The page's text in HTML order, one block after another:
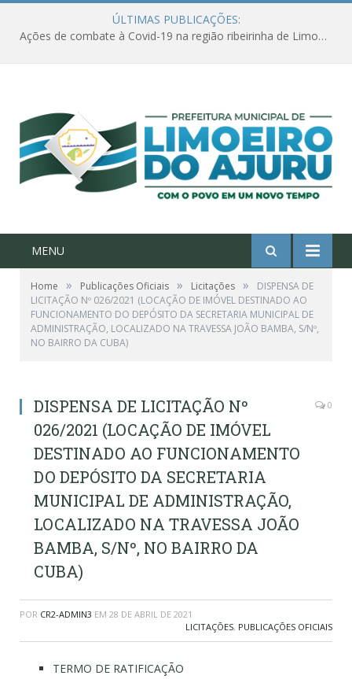
ÚLTIMAS PUBLICAÇÕES:
Ações de combate à Covid-19 na região ribeirinha de Limoeiro do Ajuru continuam
MENU
Home » Publicações Oficiais » Licitações »
DISPENSA DE
LICITAÇÃO Nº 026/2021 (LOCAÇÃO DE IMÓVEL DESTINADO AO
FUNCIONAMENTO DO DEPÓSITO DA SECRETARIA MUNICIPAL DE
ADMINISTRAÇÃO, LOCALIZADO NA TRAVESSA JOÃO BAMBA, S/Nº,
NO BAIRRO DA CUBA)
DISPENSA DE LICITAÇÃO Nº
026/2021 (LOCAÇÃO DE IMÓVEL
DESTINADO AO FUNCIONAMENTO
DO DEPÓSITO DA SECRETARIA
MUNICIPAL DE ADMINISTRAÇÃO,
LOCALIZADO NA TRAVESSA JOÃO
BAMBA, S/Nº, NO BAIRRO DA
CUBA)
0
POR CR2-ADMIN3 EM 28 DE ABRIL DE 2021
LICITAÇÕES, PUBLICAÇÕES OFICIAIS
TERMO DE RATIFICAÇÃO